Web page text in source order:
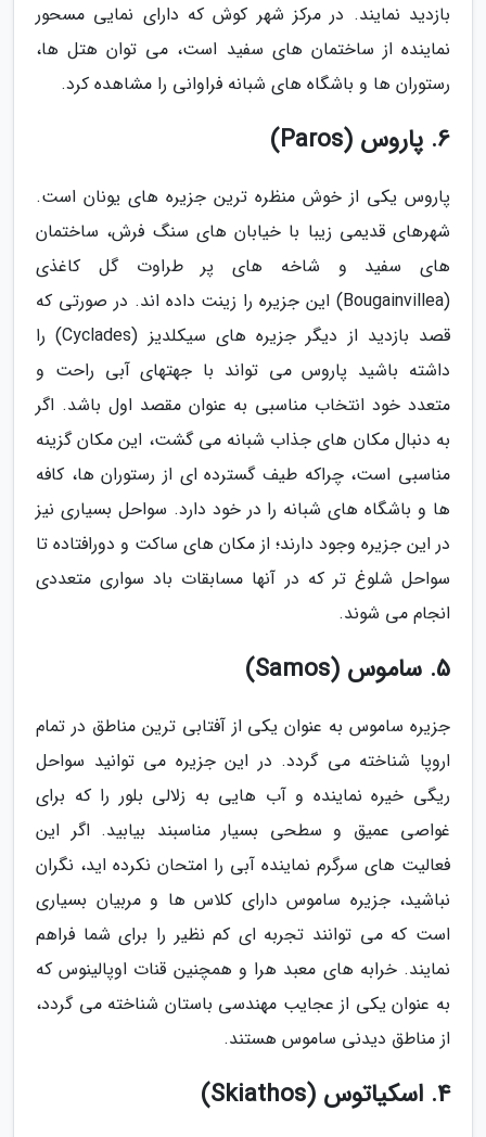
بازدید نمایند. در مرکز شهر کوش که دارای نمایی مسحور
نماینده از ساختمان های سفید است، می توان هتل ها،
رستوران ها و باشگاه های شبانه فراوانی را مشاهده کرد.
6. پاروس (Paros)
پاروس یکی از خوش منظره ترین جزیره های یونان است.
شهرهای قدیمی زیبا با خیابان های سنگ فرش، ساختمان
های سفید و شاخه های پر طراوت گل کاغذی
(Bougainvillea) این جزیره را زینت داده اند. در صورتی که
قصد بازدید از دیگر جزیره های سیکلدیز (Cyclades) را
داشته باشید پاروس می تواند با جهتهای آبی راحت و
متعدد خود انتخاب مناسبی به عنوان مقصد اول باشد. اگر
به دنبال مکان های جذاب شبانه می گشت، این مکان گزینه
مناسبی است، چراکه طیف گسترده ای از رستوران ها، کافه
ها و باشگاه های شبانه را در خود دارد. سواحل بسیاری نیز
در این جزیره وجود دارند؛ از مکان های ساکت و دورافتاده تا
سواحل شلوغ تر که در آنها مسابقات باد سواری متعددی
انجام می شوند.
5. ساموس (Samos)
جزیره ساموس به عنوان یکی از آفتابی ترین مناطق در تمام
اروپا شناخته می گردد. در این جزیره می توانید سواحل
ریگی خیره نماینده و آب هایی به زلالی بلور را که برای
غواصی عمیق و سطحی بسیار مناسبند بیابید. اگر این
فعالیت های سرگرم نماینده آبی را امتحان نکرده اید، نگران
نباشید، جزیره ساموس دارای کلاس ها و مربیان بسیاری
است که می توانند تجربه ای کم نظیر را برای شما فراهم
نمایند. خرابه های معبد هرا و همچنین قنات اوپالینوس که
به عنوان یکی از عجایب مهندسی باستان شناخته می گردد،
از مناطق دیدنی ساموس هستند.
4. اسکیاتوس (Skiathos)